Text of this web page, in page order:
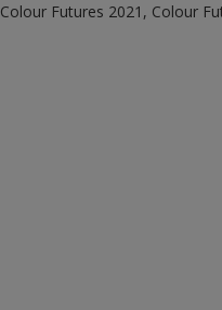
Futures 2021, Colour